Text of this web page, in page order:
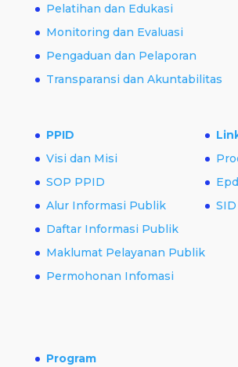
Pelatihan dan Edukasi
Monitoring dan Evaluasi
Pengaduan dan Pelaporan
Transparansi dan Akuntabilitas
PPID
Visi dan Misi
SOP PPID
Alur Informasi Publik
Daftar Informasi Publik
Maklumat Pelayanan Publik
Permohonan Infomasi
Program